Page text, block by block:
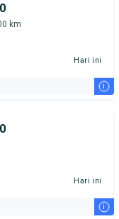
km
Hari ini
i
Hari ini
i